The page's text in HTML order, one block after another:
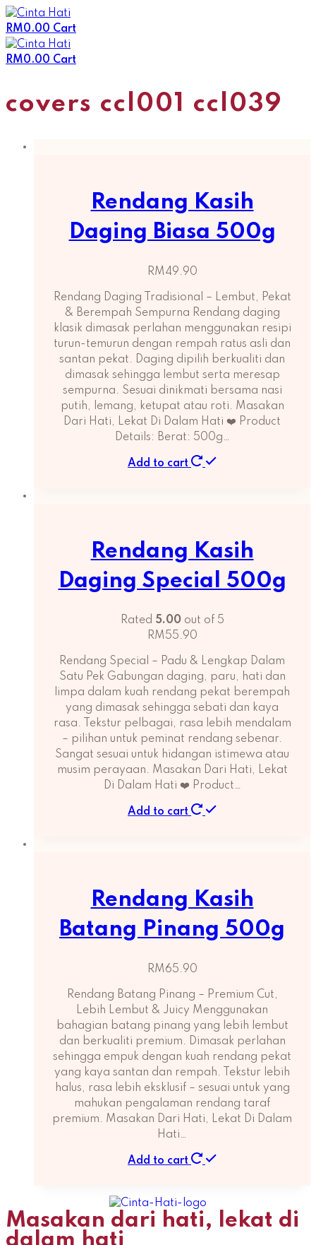
Skip
to
content
RM0.00 Cart
RM0.00 Cart
covers ccl001 ccl039
Rendang Kasih
Daging Biasa 500g
RM49.90
Rendang Daging Tradisional – Lembut, Pekat
& Berempah Sempurna Rendang daging
klasik dimasak perlahan menggunakan resipi
turun-temurun dengan rempah ratus asli dan
santan pekat. Daging dipilih berkualiti dan
dimasak sehingga lembut serta meresap
sempurna. Sesuai dinikmati bersama nasi
putih, lemang, ketupat atau roti. Masakan
Dari Hati, Lekat Di Dalam Hati ❤️ Product
Details: Berat: 500g…
Add to cart
Rendang Kasih
Daging Special 500g
Rated 5.00out of 5
RM55.90
Rendang Special – Padu & Lengkap Dalam
Satu Pek Gabungan daging, paru, hati dan
limpa dalam kuah rendang pekat berempah
yang dimasak sehingga sebati dan kaya
rasa. Tekstur pelbagai, rasa lebih mendalam
– pilihan untuk peminat rendang sebenar.
Sangat sesuai untuk hidangan istimewa atau
musim perayaan. Masakan Dari Hati, Lekat
Di Dalam Hati ❤️ Product…
Add to cart
Rendang Kasih
Batang Pinang 500g
RM65.90
Rendang Batang Pinang – Premium Cut,
Lebih Lembut & Juicy Menggunakan
bahagian batang pinang yang lebih lembut
dan berkualiti premium. Dimasak perlahan
sehingga empuk dengan kuah rendang pekat
yang kaya santan dan rempah. Tekstur lebih
halus, rasa lebih eksklusif – sesuai untuk yang
mahukan pengalaman rendang taraf
premium. Masakan Dari Hati, Lekat Di Dalam
Hati…
Add to cart
Masakan dari hati, lekat di
dalam hati